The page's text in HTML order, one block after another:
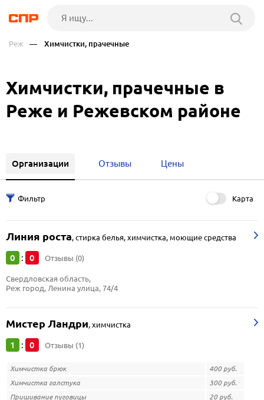
Реж — Химчистки, прачечные
Химчистки, прачечные в
Реже и Режевском районе
Организации Отзывы Цены
Карта
Линия роста,стирка белья, химчистка, моющие средства
0 : 0 Отзывы (0)
Свердловская область,
Реж город, Ленина улица, 74/4
Мистер Ландри,химчистка
1 : 0 Отзывы (1)
Химчистка брюк
400 руб.
Химчистка галстука
300 руб.
Пришивание пуговицы
20 руб.